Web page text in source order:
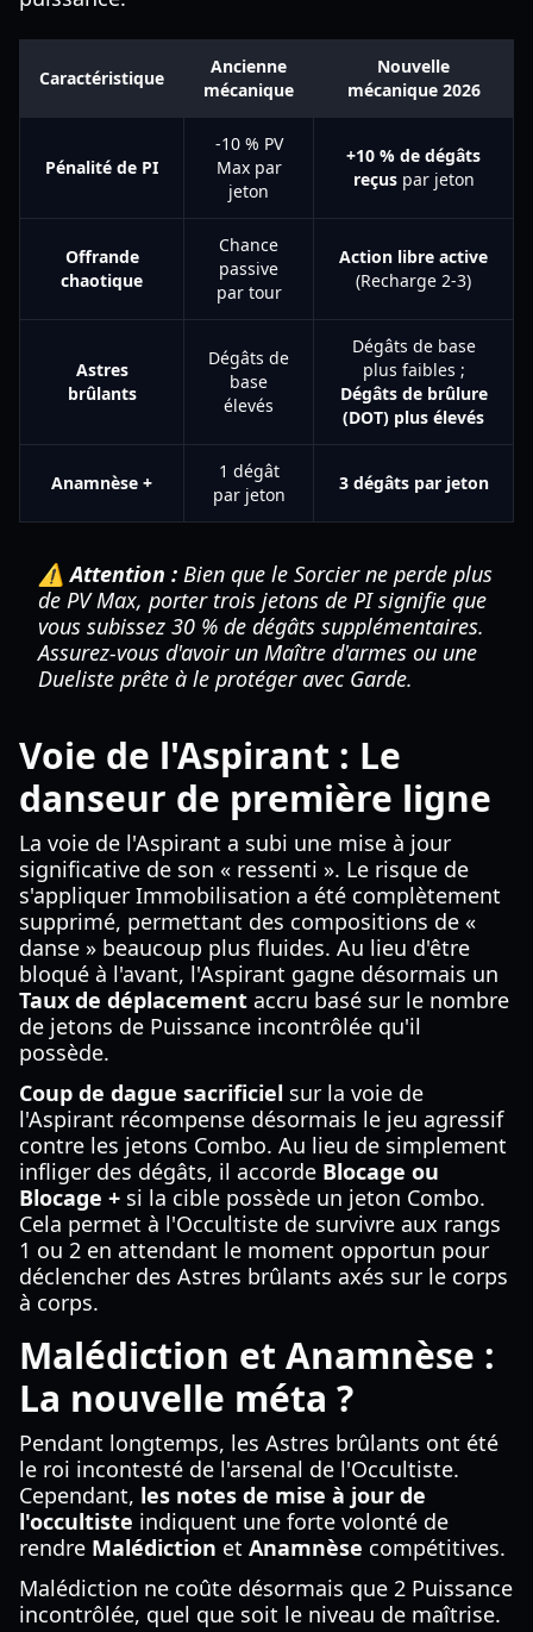
Caractéristique
Ancienne
mécanique
Nouvelle
mécanique 2026
Pénalité de PI
-10 % PV
Max par
jeton
+10 % de dégâts
reçuspar jeton
Offrande
chaotique
Chance
passive
par tour
Action libre active
(Recharge 2-3)
Astres
brûlants
Dégâts de
base
élevés
Dégâts de base
plus faibles ;
Dégâts de brûlure
(DOT) plus élevés
Anamnèse +
1 dégât
par jeton
3 dégâts par jeton
⚠️ Attention : Bien que le Sorcier ne perde plus
de PV Max, porter trois jetons de PI signifie que
vous subissez 30 % de dégâts supplémentaires.
Assurez-vous d'avoir un Maître d'armes ou une
Dueliste prête à le protéger avec Garde.
Voie de l'Aspirant : Le
danseur de première ligne
La voie de l'Aspirant a subi une mise à jour
significative de son « ressenti ». Le risque de
s'appliquer Immobilisation a été complètement
supprimé, permettant des compositions de «
danse » beaucoup plus fluides. Au lieu d'être
bloqué à l'avant, l'Aspirant gagne désormais un
Taux de déplacement accru basé sur le nombre
de jetons de Puissance incontrôlée qu'il
possède.
Coup de dague sacrificiel sur la voie de
l'Aspirant récompense désormais le jeu agressif
contre les jetons Combo. Au lieu de simplement
infliger des dégâts, il accorde Blocage ou
Blocage + si la cible possède un jeton Combo.
Cela permet à l'Occultiste de survivre aux rangs
1 ou 2 en attendant le moment opportun pour
déclencher des Astres brûlants axés sur le corps
à corps.
Malédiction et Anamnèse :
La nouvelle méta ?
Pendant longtemps, les Astres brûlants ont été
le roi incontesté de l'arsenal de l'Occultiste.
Cependant, les notes de mise à jour de
l'occultiste indiquent une forte volonté de
rendre Malédiction et Anamnèse compétitives.
Malédiction ne coûte désormais que 2 Puissance
incontrôlée, quel que soit le niveau de maîtrise.